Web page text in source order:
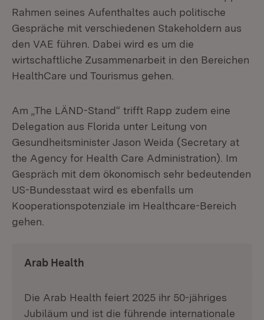
Rahmen seines Aufenthaltes auch politische
Gespräche mit verschiedenen Stakeholdern aus
den VAE führen. Dabei wird es um die
wirtschaftliche Zusammenarbeit in den Bereichen
HealthCare und Tourismus gehen.
Am „The LÄND-Stand“ trifft Rapp zudem eine
Delegation aus Florida unter Leitung von
Gesundheitsminister Jason Weida (Secretary at
the Agency for Health Care Administration). Im
Gespräch mit dem ökonomisch sehr bedeutenden
US-Bundesstaat wird es ebenfalls um
Kooperationspotenziale im Healthcare-Bereich
gehen.
Arab Health
Die Arab Health feiert 2025 ihr 50-jähriges
Jubiläum und ist die führende internationale